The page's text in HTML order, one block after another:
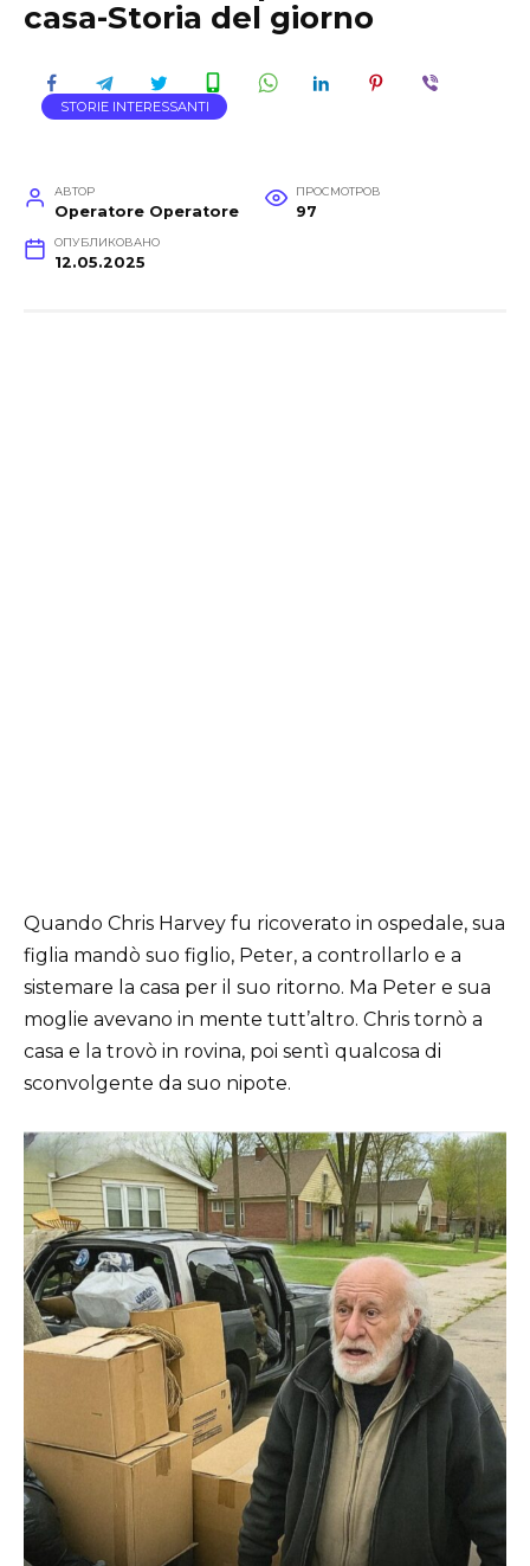
casa-Storia del giorno
STORIE INTERESSANTI
АВТОР
Operatore Operatore
ПРОСМОТРОВ
97
ОПУБЛИКОВАНО
12.05.2025
Quando Chris Harvey fu ricoverato in ospedale, sua
figlia mandò suo figlio, Peter, a controllarlo e a
sistemare la casa per il suo ritorno. Ma Peter e sua
moglie avevano in mente tutt’altro. Chris tornò a
casa e la trovò in rovina, poi sentì qualcosa di
sconvolgente da suo nipote.